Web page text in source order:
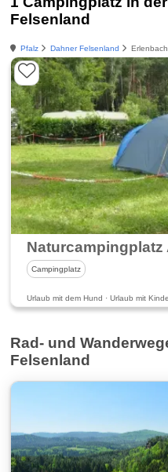
Felsenland
Pfalz Dahner Felsenland
Campingplatz
Urlaub mit dem Hund · Urlaub mit
Rad- und
Felsenland